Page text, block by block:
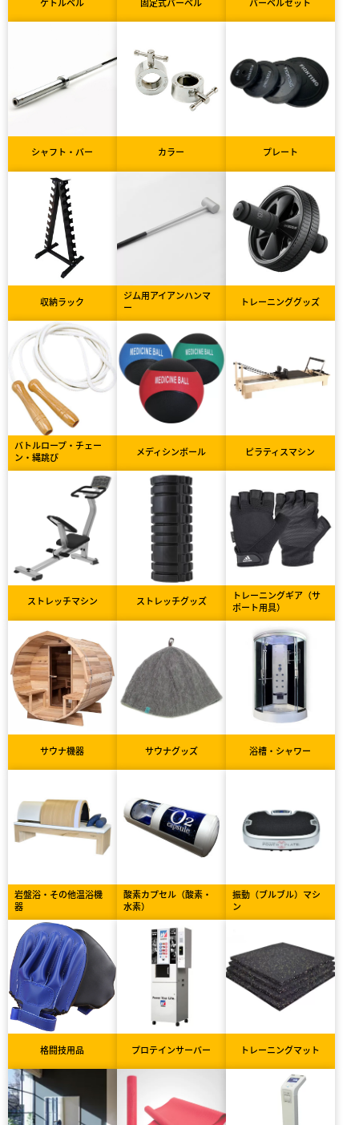
シャフト・バー カラー プレート
収納ラック
ジム用アイアンハンマ
ー
トレーニンググッズ
バトルロープ・チェー
ン・縄跳び
メディシンボール ピラティスマシン
ストレッチマシン ストレッチグッズ
トレーニングギア（サ
ポート用具）
サウナ機器 サウナグッズ 浴槽・シャワー
岩盤浴・その他温浴機
器
酸素カプセル（酸素・
水素）
振動（ブルブル）マシ
ン
格闘技用品 プロテインサーバー トレーニングマット